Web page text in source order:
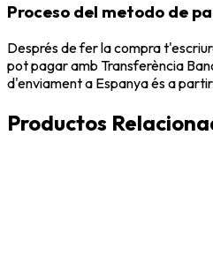
Proceso del metodo de
Després de fer la compra
pot pagar amb Transferència
d'enviament a Espanya és a
Productos